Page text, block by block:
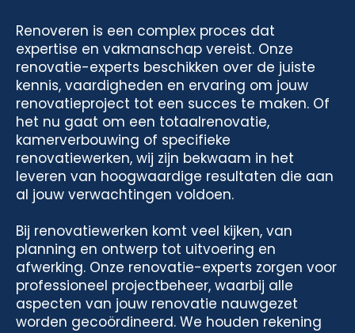
Renoveren is een complex proces dat
expertise en vakmanschap vereist. Onze
renovatie-experts beschikken over de juiste
kennis, vaardigheden en ervaring om jouw
renovatieproject tot een succes te maken. Of
het nu gaat om een totaalrenovatie,
kamerverbouwing of specifieke
renovatiewerken, wij zijn bekwaam in het
leveren van hoogwaardige resultaten die aan
al jouw verwachtingen voldoen.
Bij renovatiewerken komt veel kijken, van
planning en ontwerp tot uitvoering en
afwerking. Onze renovatie-experts zorgen voor
professioneel projectbeheer, waarbij alle
aspecten van jouw renovatie nauwgezet
worden gecoördineerd. We houden rekening